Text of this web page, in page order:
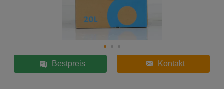
Bestpreis Kontakt